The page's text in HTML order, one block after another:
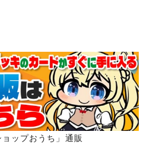
ー
ジ
ョップおうち」通販